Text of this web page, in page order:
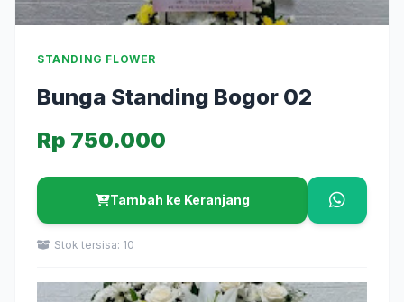
STANDING FLOWER
Bunga Standing Bogor 02
Rp 750.000
Tambah ke Keranjang
Stok tersisa: 10